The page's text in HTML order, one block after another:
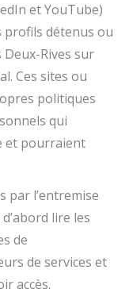
et YouTube)
profils détenus ou
Rives sur
Ces sites ou
politiques
qui
et pourraient
par l’entremise
lire les
de
de services et
accès.